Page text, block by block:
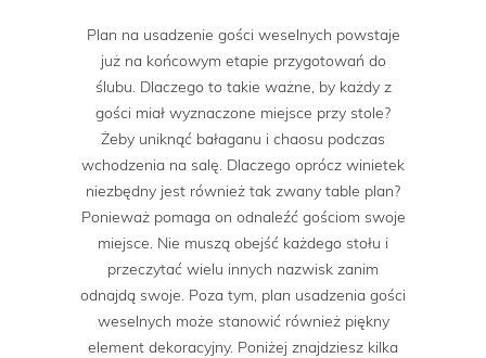
Plan na usadzenie gości weselnych powstaje
już na końcowym etapie przygotowań do
ślubu. Dlaczego to takie ważne, by każdy z
gości miał wyznaczone miejsce przy stole?
Żeby uniknąć bałaganu i chaosu podczas
wchodzenia na salę. Dlaczego oprócz winietek
niezbędny jest również tak zwany table plan?
Ponieważ pomaga on odnaleźć gościom swoje
miejsce. Nie muszą obejść każdego stołu i
przeczytać wielu innych nazwisk zanim
odnajdą swoje. Poza tym, plan usadzenia gości
weselnych może stanowić również piękny
element dekoracyjny. Poniżej znajdziesz kilka